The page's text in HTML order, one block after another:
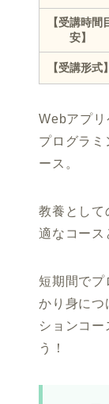
【受講時間
安】
【受講形式】
Webアプリ
プログラミ
ース。
教養として
適なコース
短期間でプ
かり身につ
ションコー
う！